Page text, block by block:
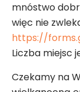
mnóstwo
więc nie
https://
Liczba miejsc
Czekamy na